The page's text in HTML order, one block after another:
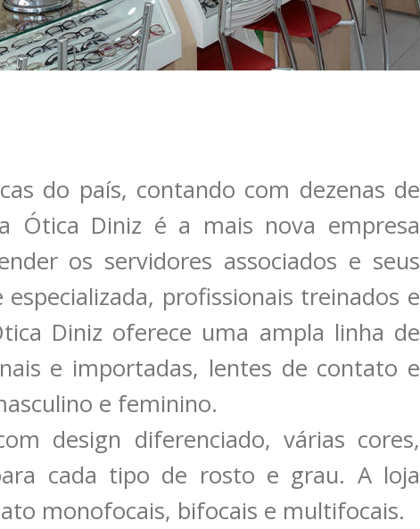
do país, contando com dezenas de
Ótica Diniz é a mais nova empresa
os servidores associados e seus
profissionais treinados e
Diniz oferece uma ampla linha de
e importadas, lentes de contato e
e feminino.
design diferenciado, várias cores,
cada tipo de rosto e grau. A loja
monofocais, bifocais e multifocais.